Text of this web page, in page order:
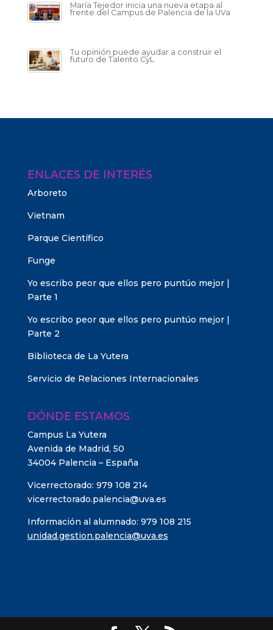
María Tejedor inicia una nueva etapa al
frente del Campus de Palencia de la UVa
Tu opinión puede ayudar a construir el
futuro de Talento CyL
ENLACES DE INTERÉS
Arboreto
Vietnam
Parque Científico
Funge
Yo escribo peor que ellos pero puntúo mejor |
Parte 1
Yo escribo peor que ellos pero puntúo mejor |
Parte 2
Biblioteca de La Yutera
Servicio de Relaciones Internacionales
DÓNDE ESTAMOS
Campus La Yutera
Avenida de Madrid, 50
34004 Palencia – España
Vicerrectorado: 979 108 214
vicerrectorado.palencia@uva.es
Información al alumnado: 979 108 215
unidad.gestion.palencia@uva.es